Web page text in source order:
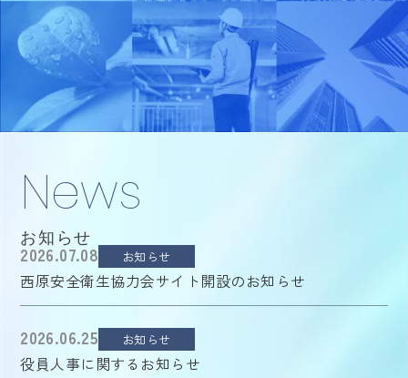
News
お知らせ
2026.07.08 お知らせ
西原安全衛生協力会サイト開設のお知らせ
2026.06.25 お知らせ
役員人事に関するお知らせ